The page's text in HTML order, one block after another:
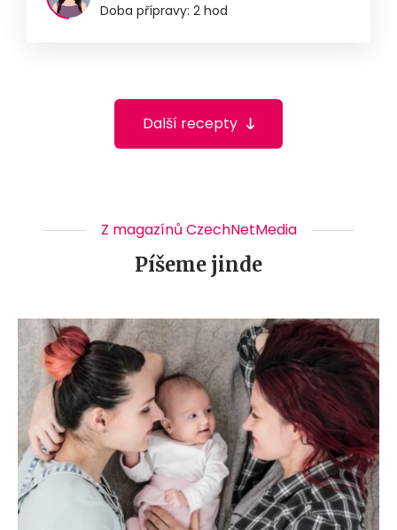
Doba přípravy: 2 hod
Další recepty
Z magazínů CzechNetMedia
Píšeme jinde